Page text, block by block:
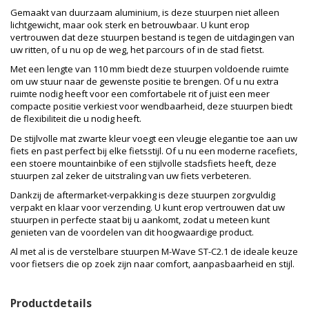
Gemaakt van duurzaam aluminium, is deze stuurpen niet alleen
lichtgewicht, maar ook sterk en betrouwbaar. U kunt erop
vertrouwen dat deze stuurpen bestand is tegen de uitdagingen van
uw ritten, of u nu op de weg, het parcours of in de stad fietst.
Met een lengte van 110 mm biedt deze stuurpen voldoende ruimte
om uw stuur naar de gewenste positie te brengen. Of u nu extra
ruimte nodig heeft voor een comfortabele rit of juist een meer
compacte positie verkiest voor wendbaarheid, deze stuurpen biedt
de flexibiliteit die u nodig heeft.
De stijlvolle mat zwarte kleur voegt een vleugje elegantie toe aan uw
fiets en past perfect bij elke fietsstijl. Of u nu een moderne racefiets,
een stoere mountainbike of een stijlvolle stadsfiets heeft, deze
stuurpen zal zeker de uitstraling van uw fiets verbeteren.
Dankzij de aftermarket-verpakking is deze stuurpen zorgvuldig
verpakt en klaar voor verzending. U kunt erop vertrouwen dat uw
stuurpen in perfecte staat bij u aankomt, zodat u meteen kunt
genieten van de voordelen van dit hoogwaardige product.
Al met al is de verstelbare stuurpen M-Wave ST-C2.1 de ideale keuze
voor fietsers die op zoek zijn naar comfort, aanpasbaarheid en stijl.
Productdetails